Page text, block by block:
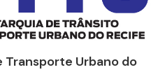
Urbano do